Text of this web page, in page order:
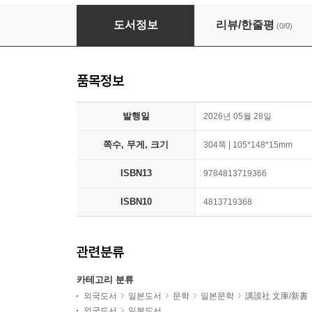
後宮の僞占術師
도서정보 리뷰/한줄평 (0/0)
품목정보
발행일 2026년 05월 28일
쪽수, 무게, 크기 304쪽 | 105*148*15mm
ISBN13 9784813719366
ISBN10 4813719368
관련분류
카테고리 분류
외국도서 일본도서 문학 일본문학
講談社 文庫/新書